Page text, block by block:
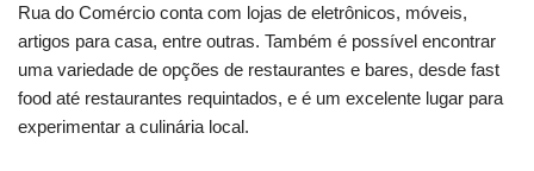
Rua do Comércio conta com lojas de eletrônicos, móveis,
artigos para casa, entre outras. Também é possível encontrar
uma variedade de opções de restaurantes e bares, desde fast
food até restaurantes requintados, e é um excelente lugar para
experimentar a culinária local.